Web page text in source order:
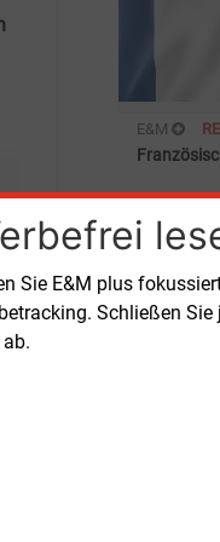
Sie E&M plus
Schließen
E&M
Schock für
Staatsrat
die
E&M
Juwi